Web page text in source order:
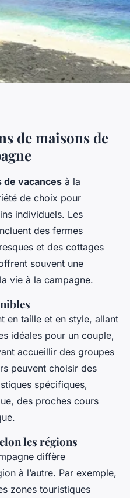
Locations de
à la
de lecture
de maisons de
de vacances à la
de choix pour
individuels. Les
des fermes
et des cottages
souvent une
vie à la campagne.
en taille et en style, allant
idéales pour un couple,
accueillir des groupes
peuvent choisir des
spécifiques,
des proches cours
les régions
diffère
à l’autre. Par exemple,
zones touristiques